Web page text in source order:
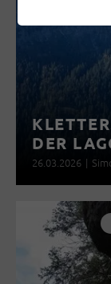
DER
26.03.2026 |